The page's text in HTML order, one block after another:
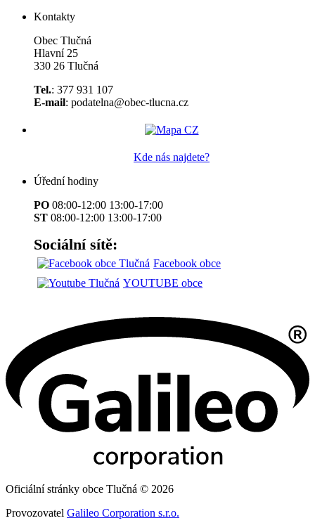
Kontakty
Obec Tlučná
Hlavní 25
330 26 Tlučná
Tel.: 377 931 107
E-mail: podatelna@obec-tlucna.cz
Kde nás najdete?
Úřední hodiny
PO 08:00-12:00 13:00-17:00
ST 08:00-12:00 13:00-17:00
Sociální sítě:
Facebook obce
YOUTUBE obce
Oficiální stránky obce Tlučná © 2026
Provozovatel Galileo Corporation s.r.o.